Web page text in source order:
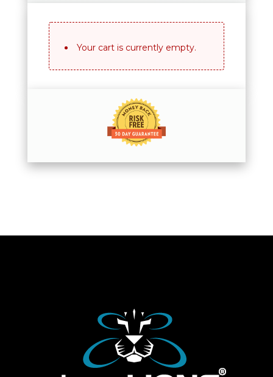
Your cart is currently empty.